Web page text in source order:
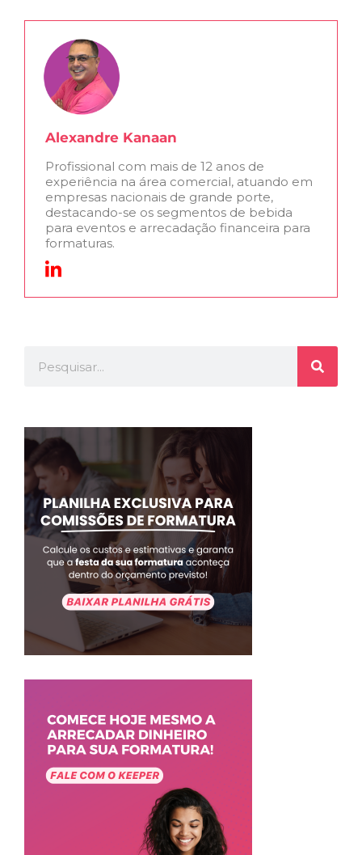
Alexandre Kanaan
Profissional com mais de 12 anos de
experiência na área comercial, atuando em
empresas nacionais de grande porte,
destacando-se os segmentos de bebida
para eventos e arrecadação financeira para
formaturas.